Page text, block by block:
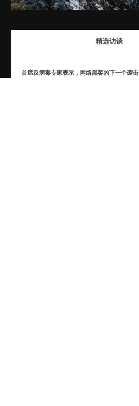
精选访谈
首席反病毒专家表示，网络黑客的下一个袭